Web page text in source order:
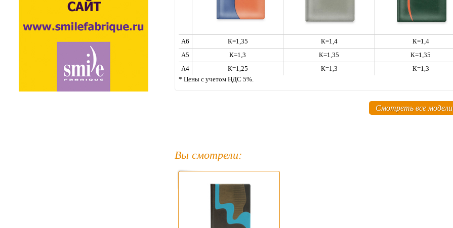
A6 К=1,35 К=1,4 К=1,4
A5
К=1,3 К=1,35 К=1,35
A4
К=1,25 К=1,3 К=1,3
* Цены с учетом НДС 5%.
Смотреть все модели
Вы смотрели: